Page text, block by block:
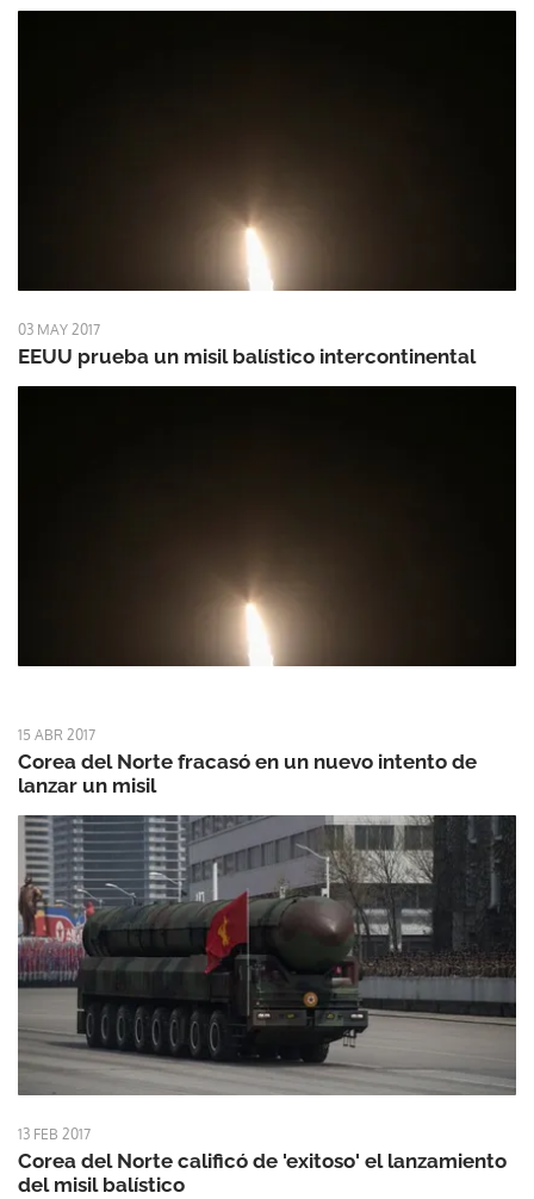
03 MAY 2017
EEUU prueba un misil balístico intercontinental
15 ABR 2017
Corea del Norte fracasó en un nuevo intento de
lanzar un misil
13 FEB 2017
Corea del Norte calificó de 'exitoso' el lanzamiento
del misil balístico